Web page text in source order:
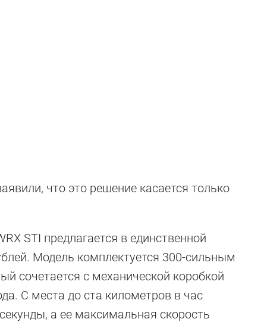
что это решение касается только
STI предлагается в единственной
Модель комплектуется 300-сильным
сочетается с механической коробкой
С места до ста километров в час
а ее максимальная скорость